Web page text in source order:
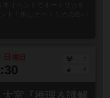
イベントでオートリカを
ト！推しオートリカの缶バ
日 曜日
1